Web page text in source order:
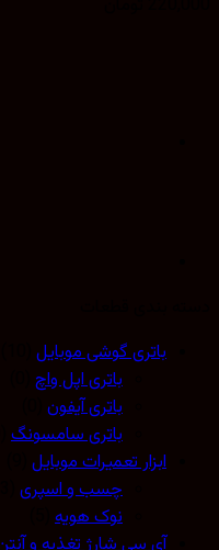
باتری گوشی موبایل(10)
باتری اپل واچ(0)
باتری آیفون(0)
باتری سامسونگ(10)
ابزار تعمیرات موبایل(9)
چسب و اسپری(3)
نوک هویه(5)